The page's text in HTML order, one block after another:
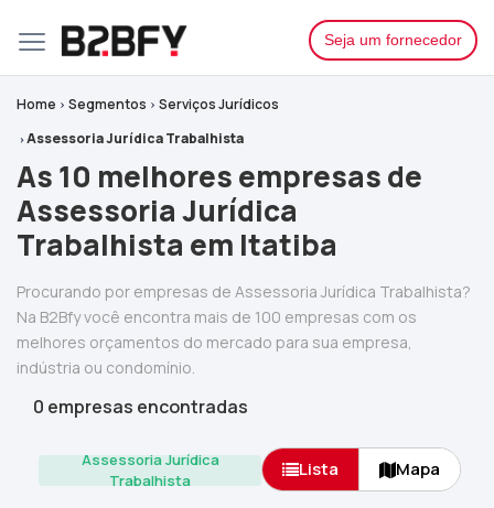
Seja um fornecedor
Home Segmentos
Serviços Jurídicos
Assessoria Jurídica Trabalhista
As 10 melhores empresas de
Assessoria Jurídica
Trabalhista em Itatiba
Procurando por empresas de Assessoria Jurídica Trabalhista?
Na B2Bfy você encontra mais de 100 empresas com os
melhores orçamentos do mercado para sua empresa,
indústria ou condomínio.
0 empresas encontradas
Assessoria Jurídica
Trabalhista
Lista Mapa